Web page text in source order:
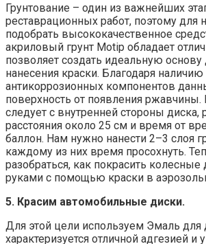
Грунтование – один из важнейших
реставрационных работ, поэтому для
подобрать высококачественное
акриловый грунт Motip обладает
позволяет создать идеальную
нанесения краски. Благодаря наличию
антикоррозионных компонентов
поверхность от появления ржавчины.
следует с внутренней стороны диска,
расстояния около 25 см и время от
баллон. Нам нужно нанести 2–3 слоя
каждому из них время просохнуть.
разобраться, как покрасить
руками с помощью краски в
5. Красим автомобильные диски.
Для этой цели используем Эмаль для
характеризуется отличной адгезией и